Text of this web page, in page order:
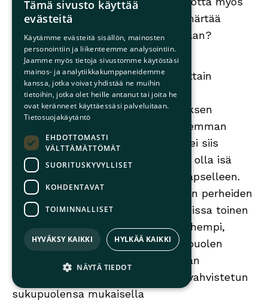
kansalaisilla olisi mahdollista ymmärtää
paremmin, mitä termillä tarkoitetaan?
Itsemäärittelyoikeus
vanhemmuusnimikkeeseen jää osittain
toteutumatta, koska samaa
vanhemmuusnimikettä tulisi esityksen
mukaan soveltaa kaikkiin ko. vanhemman
lapsiin. Hallituksen esitysluonnos ei siis
mahdollistaisi, että vanhempi voisi olla isä
yhdelle lapselleen ja äiti toiselle lapselleen.
Tämä todennäköisesti olisi joidenkin perheiden
toiveena, esimerkiksi tilanteissa, joissa toinen
sisaruksista on huomattavasti vanhempi,
syntynyt ennen vanhemman sukupuolen
vahvistamista ja oppinut tuntemaan
vanhempansa hänen syntymässä vahvistetun
sukupuolensa mukaisella
Tämä sivusto käyttää
evästeitä
Käytämme evästeitä sisällön, mainosten
personointiin ja liikenteemme analysointiin.
Jaamme myös tietoja sivustomme käytöstäsi
mainos- ja analytiikkakumppaneidemme
kanssa, jotka voivat yhdistää ne muihin
tietoihin, jotka olet heille antanut tai joita he
ovat keränneet käyttäessäsi palveluitaan.
Tietosuojakäytäntö
EHDOTTOMASTI
VÄLTTÄMÄTTÖMÄT
SUORITUSKYVYLLISET
KOHDENTAVAT
TOIMINNALLISET
HYVÄKSY KAIKKI HYLKÄÄ KAIKKI
NÄYTÄ TIEDOT